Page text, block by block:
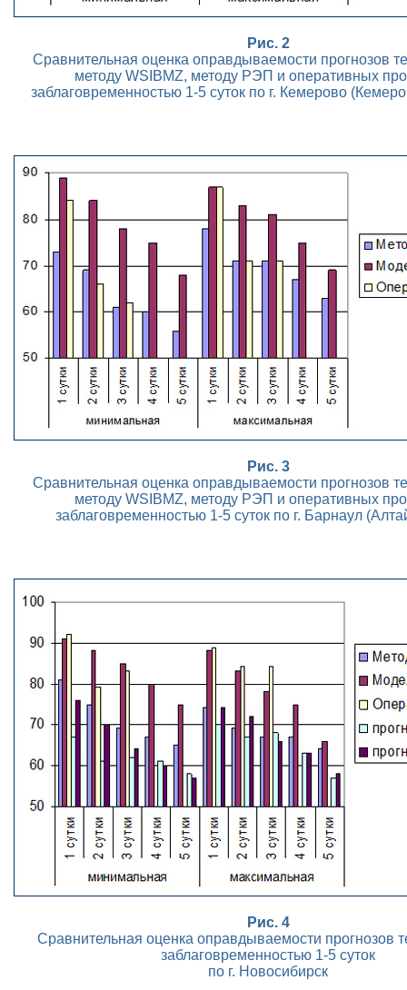
Рис. 2
Сравнительная оценка оправдываемости прогнозов
методу WSIBMZ, методу РЭП и оперативных
заблаговременностью 1-5 суток по г. Кемерово
Рис. 3
Сравнительная оценка оправдываемости прогнозов
методу WSIBMZ, методу РЭП и оперативных
заблаговременностью 1-5 суток по г. Барнаул
Рис. 4
Сравнительная оценка оправдываемости прогнозов
заблаговременностью 1-5 суток
по г. Новосибирск